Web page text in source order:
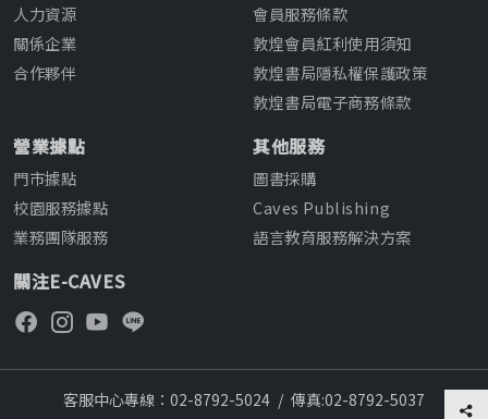
人力資源
關係企業
合作夥伴
會員服務條款
敦煌會員紅利使用須知
敦煌書局隱私權保護政策
敦煌書局電子商務條款
營業據點
門市據點
校園服務據點
業務團隊服務
其他服務
圖書採購
Caves Publishing
語言教育服務解決方案
關注E-CAVES
客服中心專線：02-8792-5024 / 傳真:02-8792-5037